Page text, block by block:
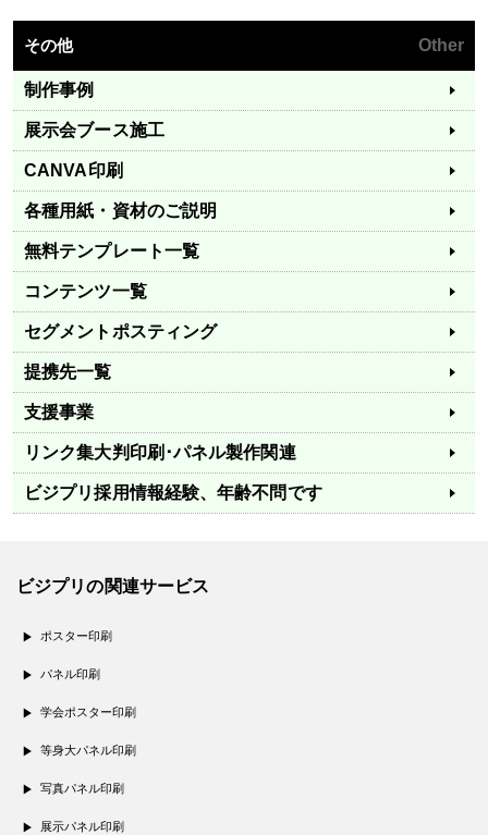
その他 Other
制作事例
展示会ブース施工
CANVA印刷
各種用紙・資材のご説明
無料テンプレート一覧
コンテンツ一覧
セグメントポスティング
提携先一覧
支援事業
リンク集大判印刷･パネル製作関連
ビジプリ採用情報経験、年齢不問です
ビジプリの関連サービス
ポスター印刷
パネル印刷
学会ポスター印刷
等身大パネル印刷
写真パネル印刷
展示パネル印刷